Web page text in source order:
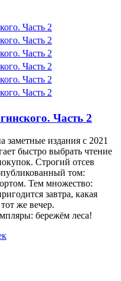
Часть 2
заметные издания с 2021
быстро выбрать чтение
Строгий отсев
том:
Тем множество:
завтра, какая
же вечер.
бережём леса!